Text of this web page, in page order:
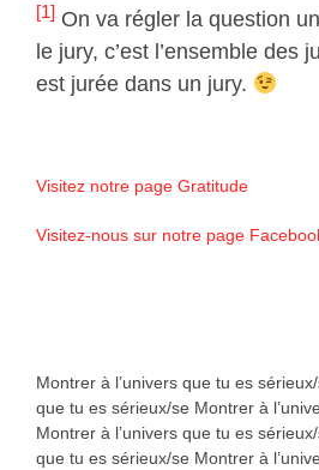
[1] On va régler la question
le jury, c’est l’ensemble des
est jurée dans un jury.
Visitez notre page Gratitude
Visitez-nous sur notre page
Montrer à l’univers que tu es
que tu es sérieux/se Montrer à
Montrer à l’univers que tu es
que tu es sérieux/se Montrer à